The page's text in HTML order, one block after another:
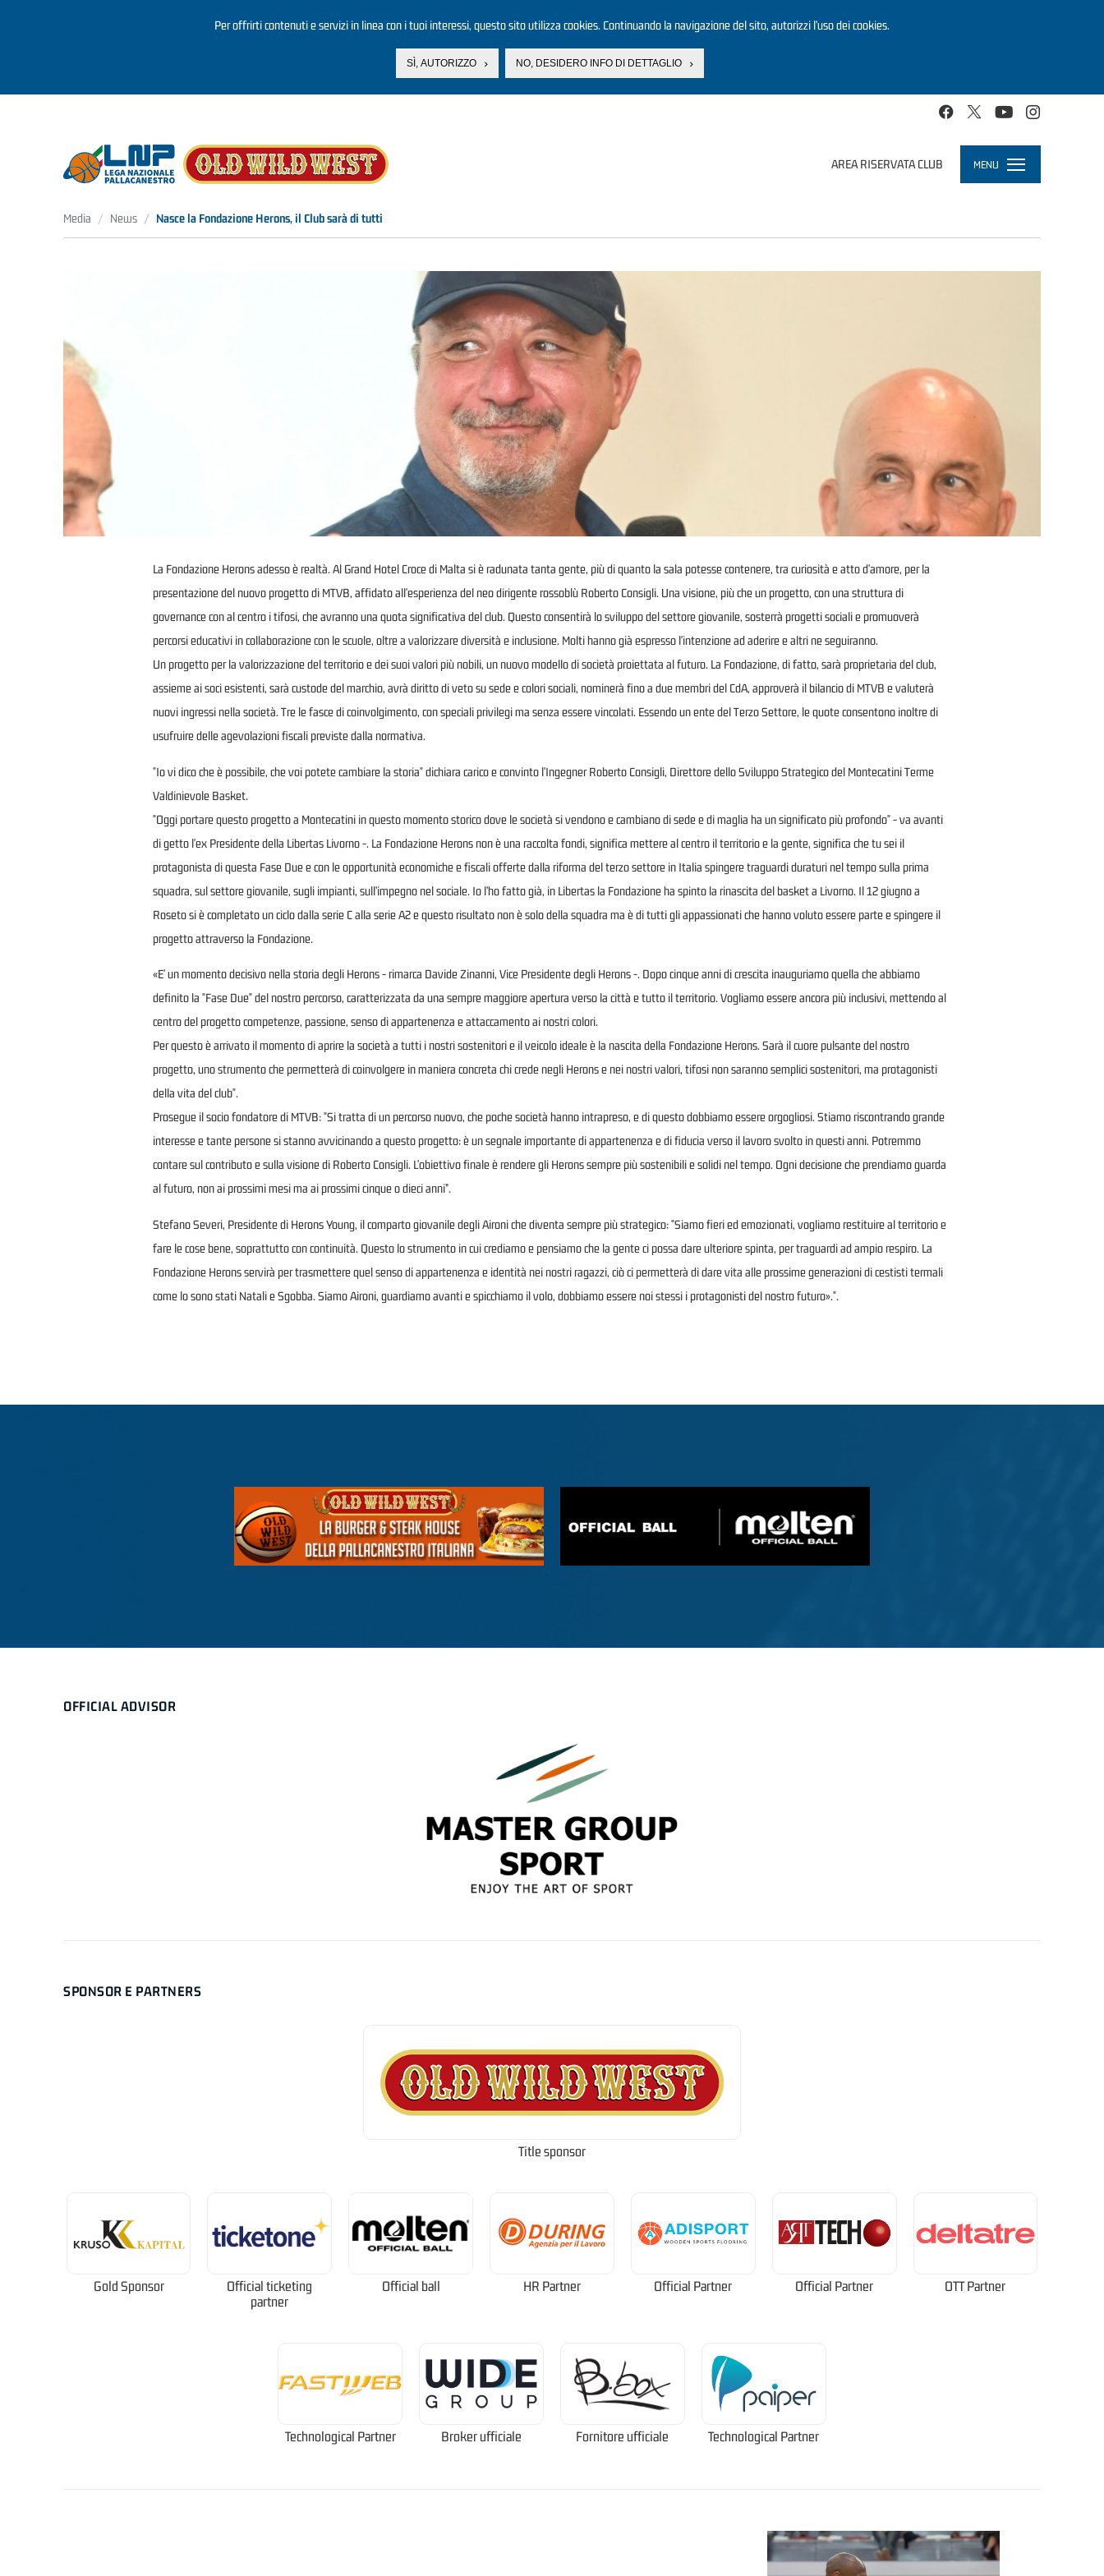
Per offrirti contenuti e servizi in linea con i tuoi interessi, questo sito utilizza cookies. Continuando la navigazione del sito, autorizzi l’uso dei cookies.
SÌ, AUTORIZZO NO, DESIDERO INFO DI DETTAGLIO
AREA RISERVATA CLUB MENU
Toggle
Media
News Nasce la Fondazione Herons, il Club sarà di tutti
La Fondazione Herons adesso è realtà. Al Grand Hotel Croce di Malta si è radunata tanta gente, più di quanto la sala potesse contenere, tra curiosità e atto d'amore, per la
presentazione del nuovo progetto di MTVB, affidato all'esperienza del neo dirigente rossoblù Roberto Consigli. Una visione, più che un progetto, con una struttura di
governance con al centro i tifosi, che avranno una quota significativa del club. Questo consentirà lo sviluppo del settore giovanile, sosterrà progetti sociali e promuoverà
percorsi educativi in collaborazione con le scuole, oltre a valorizzare diversità e inclusione. Molti hanno già espresso l'intenzione ad aderire e altri ne seguiranno.
Un progetto per la valorizzazione del territorio e dei suoi valori più nobili, un nuovo modello di società proiettata al futuro. La Fondazione, di fatto, sarà proprietaria del club,
assieme ai soci esistenti, sarà custode del marchio, avrà diritto di veto su sede e colori sociali, nominerà fino a due membri del CdA, approverà il bilancio di MTVB e valuterà
nuovi ingressi nella società. Tre le fasce di coinvolgimento, con speciali privilegi ma senza essere vincolati. Essendo un ente del Terzo Settore, le quote consentono inoltre di
usufruire delle agevolazioni fiscali previste dalla normativa.
"Io vi dico che è possibile, che voi potete cambiare la storia" dichiara carico e convinto l'Ingegner Roberto Consigli, Direttore dello Sviluppo Strategico del Montecatini Terme
Valdinievole Basket.
"Oggi portare questo progetto a Montecatini in questo momento storico dove le società si vendono e cambiano di sede e di maglia ha un significato più profondo" - va avanti
di getto l'ex Presidente della Libertas Livorno -. La Fondazione Herons non è una raccolta fondi, significa mettere al centro il territorio e la gente, significa che tu sei il
protagonista di questa Fase Due e con le opportunità economiche e fiscali offerte dalla riforma del terzo settore in Italia spingere traguardi duraturi nel tempo sulla prima
squadra, sul settore giovanile, sugli impianti, sull’impegno nel sociale. Io l’ho fatto già, in Libertas la Fondazione ha spinto la rinascita del basket a Livorno. Il 12 giugno a
Roseto si è completato un ciclo dalla serie C alla serie A2 e questo risultato non è solo della squadra ma è di tutti gli appassionati che hanno voluto essere parte e spingere il
progetto attraverso la Fondazione.
«E' un momento decisivo nella storia degli Herons - rimarca Davide Zinanni, Vice Presidente degli Herons -. Dopo cinque anni di crescita inauguriamo quella che abbiamo
definito la "Fase Due" del nostro percorso, caratterizzata da una sempre maggiore apertura verso la città e tutto il territorio. Vogliamo essere ancora più inclusivi, mettendo al
centro del progetto competenze, passione, senso di appartenenza e attaccamento ai nostri colori.
Per questo è arrivato il momento di aprire la società a tutti i nostri sostenitori e il veicolo ideale è la nascita della Fondazione Herons. Sarà il cuore pulsante del nostro
progetto, uno strumento che permetterà di coinvolgere in maniera concreta chi crede negli Herons e nei nostri valori, tifosi non saranno semplici sostenitori, ma protagonisti
della vita del club".
Prosegue il socio fondatore di MTVB: "Si tratta di un percorso nuovo, che poche società hanno intrapreso, e di questo dobbiamo essere orgogliosi. Stiamo riscontrando grande
interesse e tante persone si stanno avvicinando a questo progetto: è un segnale importante di appartenenza e di fiducia verso il lavoro svolto in questi anni. Potremmo
contare sul contributo e sulla visione di Roberto Consigli. L'obiettivo finale è rendere gli Herons sempre più sostenibili e solidi nel tempo. Ogni decisione che prendiamo guarda
al futuro, non ai prossimi mesi ma ai prossimi cinque o dieci anni”.
Stefano Severi, Presidente di Herons Young, il comparto giovanile degli Aironi che diventa sempre più strategico: "Siamo fieri ed emozionati, vogliamo restituire al territorio e
fare le cose bene, soprattutto con continuità. Questo lo strumento in cui crediamo e pensiamo che la gente ci possa dare ulteriore spinta, per traguardi ad ampio respiro. La
Fondazione Herons servirà per trasmettere quel senso di appartenenza e identità nei nostri ragazzi, ciò ci permetterà di dare vita alle prossime generazioni di cestisti termali
come lo sono stati Natali e Sgobba. Siamo Aironi, guardiamo avanti e spicchiamo il volo, dobbiamo essere noi stessi i protagonisti del nostro futuro».".
OFFICIAL ADVISOR
SPONSOR E PARTNERS
Title sponsor
Gold Sponsor
Official ticketing
partner
Official ball HR Partner Official Partner Official Partner OTT Partner
Technological Partner Broker ufficiale Fornitore ufficiale Technological Partner